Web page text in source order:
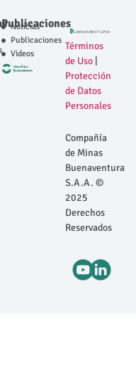
Publicaciones
Noticias
Publicaciones
Videos
Términos
de Uso
Protección
de Datos
Personales
Compañía
de Minas
Buenaventura
S.A.A. ©
2025
Derechos
Reservados